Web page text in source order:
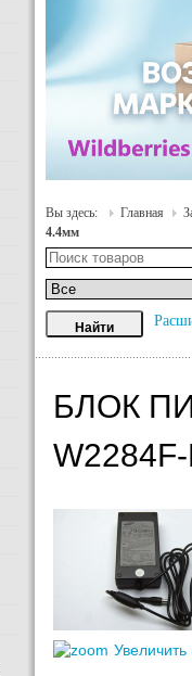
Вы здесь: Главная
4.4мм
БЛОК